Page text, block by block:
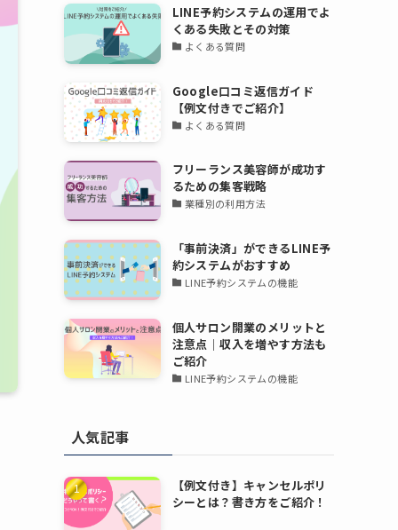
LINE予約システムの運用でよ
くある失敗とその対策
よくある質問
Google口コミ返信ガイド
【例文付きでご紹介】
よくある質問
フリーランス美容師が成功す
るための集客戦略
業種別の利用方法
「事前決済」ができるLINE予
約システムがおすすめ
LINE予約システムの機能
個人サロン開業のメリットと
注意点｜収入を増やす方法も
ご紹介
LINE予約システムの機能
人気記事
【例文付き】キャンセルポリ
シーとは？書き方をご紹介！